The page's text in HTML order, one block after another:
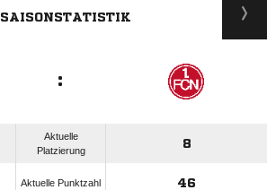
SAISONSTATISTIK
:
Aktuelle
Platzierung
8
Aktuelle Punktzahl 46